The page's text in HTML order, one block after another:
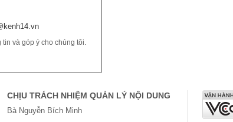
và góp ý cho chúng tôi.
CHỊU TRÁCH NHIỆM QUẢN LÝ NỘI DUNG
Bà Nguyễn Bích Minh